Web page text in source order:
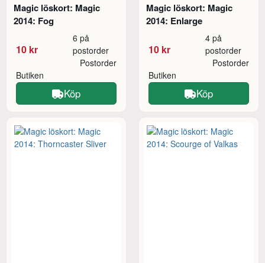
Magic löskort: Magic
2014: Fog
10 kr
6 på
postorder
Butiken
Postorder
Köp
Magic löskort: Magic
2014: Enlarge
10 kr
4 på
postorder
Butiken
Postorder
Köp